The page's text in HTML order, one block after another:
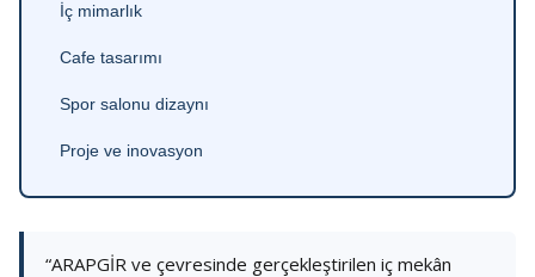
İç mimarlık
Cafe tasarımı
Spor salonu dizaynı
Proje ve inovasyon
“ARAPGİR ve çevresinde gerçekleştirilen iç mekân